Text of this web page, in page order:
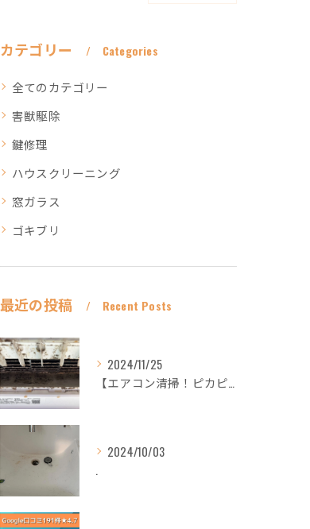
カテゴリー Categories
全てのカテゴリー
害獣駆除
鍵修理
ハウスクリーニング
窓ガラス
ゴキブリ
最近の投稿 Recent Posts
2024/11/25
【エアコン清掃！ピカピカ綺麗に！ハウスクリーニングなら
2024/10/03
.